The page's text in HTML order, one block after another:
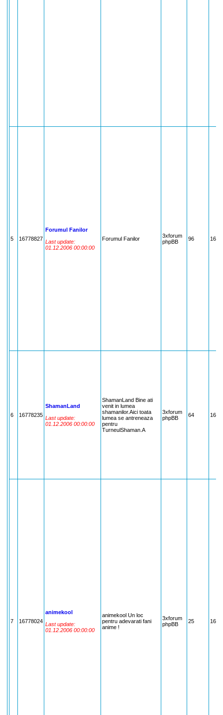
5 16778827
Forumul Fanilor
Last update:
01.12.2006 00:00:00
Forumul Fanilor
3xforum
phpBB
96
6 16778235
ShamanLand
Last update:
01.12.2006 00:00:00
ShamanLand Bine ati
venit in lumea
shamanilor.Aici toata
lumea se antreneaza
pentru
TurneulShaman.A
3xforum
phpBB
64
7 16778024
animekool
Last update:
01.12.2006 00:00:00
animekool Un loc
pentru adevarati fani
anime !
3xforum
phpBB
25